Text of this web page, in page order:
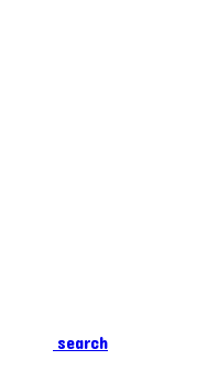
search